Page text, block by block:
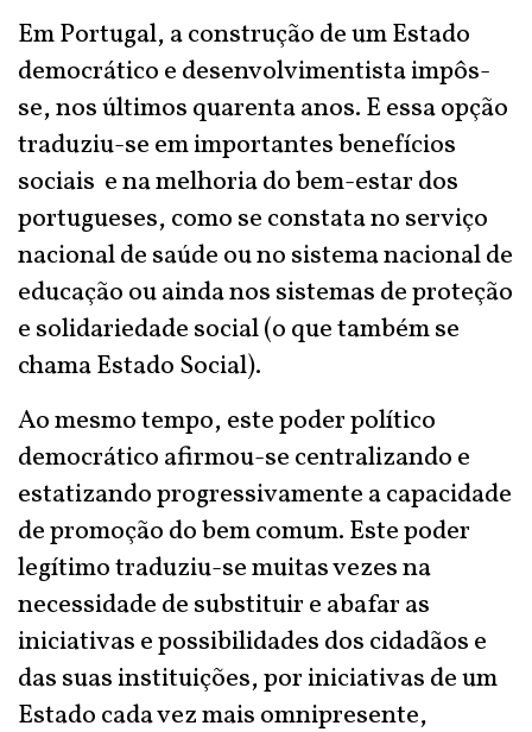
Em Portugal, a construção de um Estado
democrático e desenvolvimentista impôs-
se, nos últimos quarenta anos. E essa opção
traduziu-se em importantes benefícios
sociais e na melhoria do bem-estar dos
portugueses, como se constata no serviço
nacional de saúde ou no sistema nacional de
educação ou ainda nos sistemas de proteção
e solidariedade social (o que também se
chama Estado Social).
Ao mesmo tempo, este poder político
democrático afirmou-se centralizando e
estatizando progressivamente a capacidade
de promoção do bem comum. Este poder
legítimo traduziu-se muitas vezes na
necessidade de substituir e abafar as
iniciativas e possibilidades dos cidadãos e
das suas instituições, por iniciativas de um
Estado cada vez mais omnipresente,